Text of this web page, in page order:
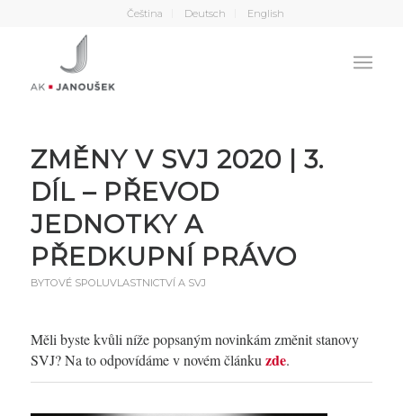
Čeština Deutsch English
ZMĚNY V SVJ 2020 | 3.
DÍL – PŘEVOD
JEDNOTKY A
PŘEDKUPNÍ PRÁVO
BYTOVÉ SPOLUVLASTNICTVÍ A SVJ
Měli byste kvůli níže popsaným novinkám změnit stanovy
SVJ? Na to odpovídáme v novém článku zde.